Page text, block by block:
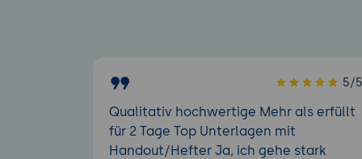
5/5
Qualitativ hochwertige Mehr als erfüllt
für 2 Tage Top Unterlagen mit
Handout/Hefter Ja, ich gehe stark